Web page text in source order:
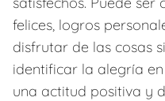
felices, logros
disfrutar de las cosas
identificar la alegría
una actitud positiva y